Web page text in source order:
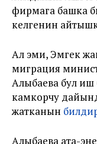
фирмага башка
келгенин
Ал эми, Эмгек
миграция
Алыбаева бул иш
камкорчу
жатканын
Алыбаева ата-